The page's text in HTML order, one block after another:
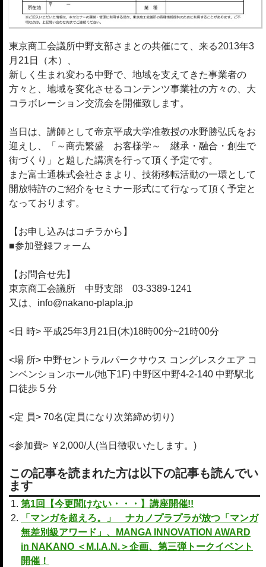
東京商工会議所中野支部さまとの共催にて、来る2013年3
月21日（木）、
新しく生まれ変わる中野で、地域を支えてきた事業者の
方々と、地域を変化させるコンテンツ事業社の方々の、大
コラボレーション交流会を開催致します。
当日は、講師として帝京平成大学准教授の水野勝弘氏をお
迎えし、「～商売繁盛 お客様学～ 継承・融合・創生で
街づくり」と題した講演を行って頂く予定です。
また富士通株式会社さまより、技術移転活動の一環として
開放特許のご紹介をセミナー形式にて行なって頂く予定と
なっております。
【お申し込みはコチラから】
■参加登録フォーム
【お問合せ先】
東京商工会議所 中野支部 03-3389-1241
又は、info@nakano-plapla.jp
<日 時> 平成25年3月21日(木)18時00分~21時00分
<場 所> 中野セントラルパークサウス コングレスクエア コ
ンベンションホール(地下1F) 中野区中野4-2-140 中野駅北
口徒歩 5 分
<定 員> 70名(定員になり次第締め切り)
<参加費> ￥2,000/人(当日徴収いたします。)
この記事を読まれた方は以下の記事も読んでい
ます
第1回【今更聞けない・・・】講座開催!!
「マンガを超えろ。」 ナカノプラプラが放つ「マンガ
無差別級アワード」、MANGA INNOVATION AWARD
in NAKANO ＜M.I.A.N.＞企画、第三弾トークイベント
開催！